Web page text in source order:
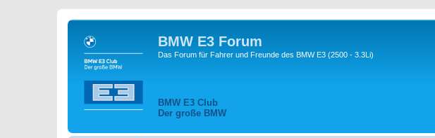
BMW E3 Forum
Das Forum für Fahrer und Freunde des BMW E3 (2500 - 3.3Li)
BMW E3 Club
Der große BMW